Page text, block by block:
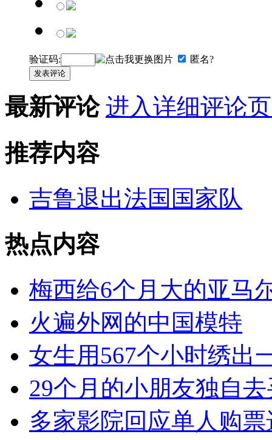
验证码: 匿名?
发表评论
最新评论 进入详细评论
推荐内容
吉鲁退出法国国家队
热点内容
梅西给6个月大的亚马
火遍外网的中国模特
女生用567个小时绣出
29个月的小朋友独自
多家影院回应单人购